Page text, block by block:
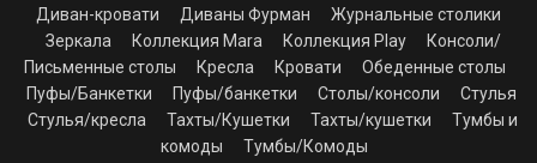
Диван-кровати Диваны Фурман
Журнальные столики
Зеркала
Коллекция Mara Коллекция Play
Консоли/
Письменные столы
Кресла Кровати
Обеденные столы
Пуфы/Банкетки
Пуфы/банкетки Столы/консоли
Стулья
Стулья/кресла
Тахты/Кушетки Тахты/кушетки
Тумбы и
комоды
Тумбы/Комоды